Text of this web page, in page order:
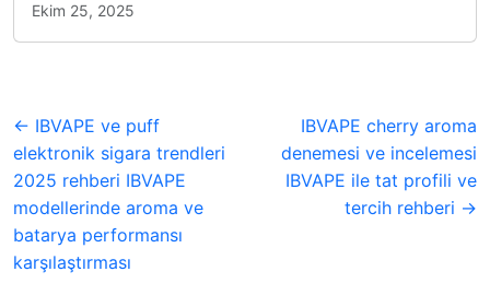
Ekim 25, 2025
← IBVAPE ve puff
elektronik sigara trendleri
2025 rehberi IBVAPE
modellerinde aroma ve
batarya performansı
karşılaştırması
IBVAPE cherry aroma
denemesi ve incelemesi
IBVAPE ile tat profili ve
tercih rehberi →